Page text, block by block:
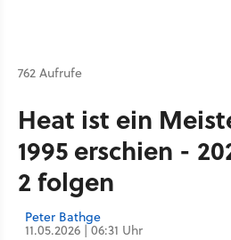
762 Aufrufe
Heat ist ein
1995 erschien -
2 folgen
Peter Bathge
11.05.2026 | 06:31 Uhr